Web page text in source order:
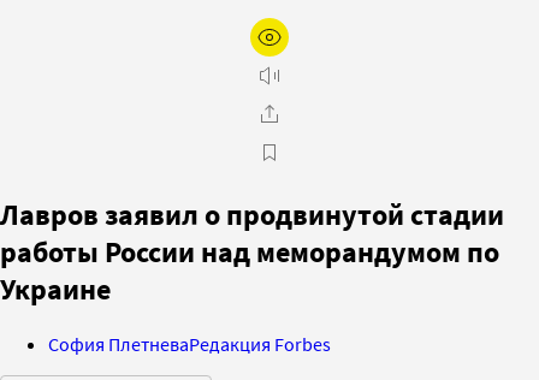
Лавров заявил о продвинутой стадии
работы России над меморандумом по
Украине
София ПлетневаРедакция Forbes